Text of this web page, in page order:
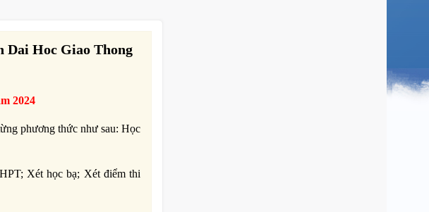
Dai Hoc Giao Thong
2024
phương thức như sau: Học
Xét học bạ; Xét điểm thi